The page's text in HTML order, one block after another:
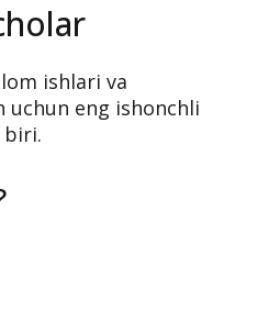
ishlari va
eng ishonchli